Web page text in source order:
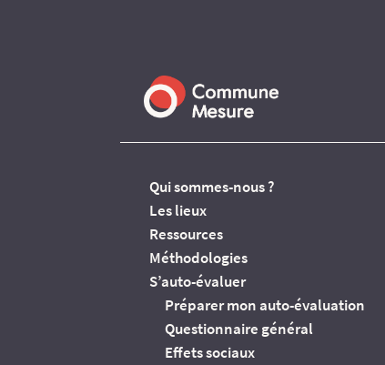
Qui sommes-nous ?
Les lieux
Ressources
Méthodologies
S’auto-évaluer
Préparer mon auto-évaluation
Questionnaire général
Effets sociaux